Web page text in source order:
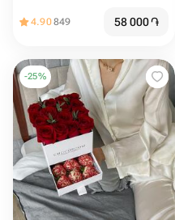
4.90849 58 000֏
-25%